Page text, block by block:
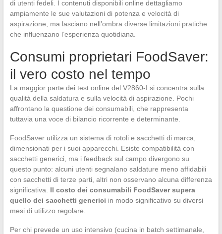
di utenti fedeli. I contenuti disponibili online dettagliamo
ampiamente le sue valutazioni di potenza e velocità di
aspirazione, ma lasciano nell’ombra diverse limitazioni pratiche
che influenzano l’esperienza quotidiana.
Consumi proprietari FoodSaver:
il vero costo nel tempo
La maggior parte dei test online del V2860-I si concentra sulla
qualità della saldatura e sulla velocità di aspirazione. Pochi
affrontano la questione dei consumabili, che rappresenta
tuttavia una voce di bilancio ricorrente e determinante.
FoodSaver utilizza un sistema di rotoli e sacchetti di marca,
dimensionati per i suoi apparecchi. Esiste compatibilità con
sacchetti generici, ma i feedback sul campo divergono su
questo punto: alcuni utenti segnalano saldature meno affidabili
con sacchetti di terze parti, altri non osservano alcuna differenza
significativa. Il costo dei consumabili FoodSaver supera
quello dei sacchetti generici in modo significativo su diversi
mesi di utilizzo regolare.
Per chi prevede un uso intensivo (cucina in batch settimanale,